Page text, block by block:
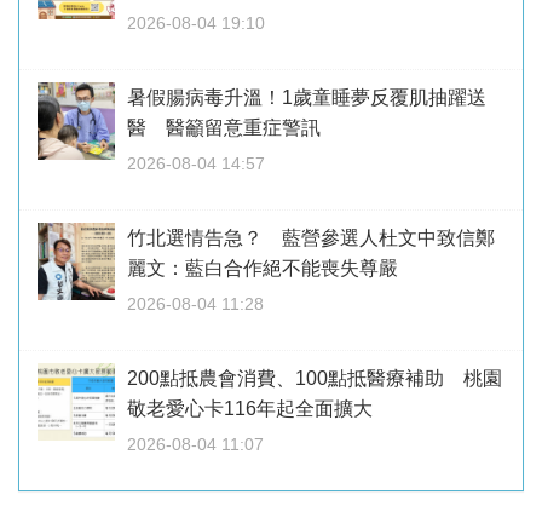
2026-08-04 19:10
暑假腸病毒升溫！1歲童睡夢反覆肌抽躍送
醫 醫籲留意重症警訊
2026-08-04 14:57
竹北選情告急？ 藍營參選人杜文中致信鄭
麗文：藍白合作絕不能喪失尊嚴
2026-08-04 11:28
200點抵農會消費、100點抵醫療補助 桃園
敬老愛心卡116年起全面擴大
2026-08-04 11:07